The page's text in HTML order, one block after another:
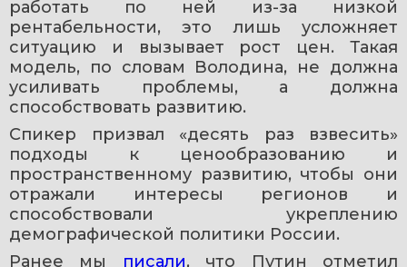
работать по ней из-за низкой
рентабельности, это лишь усложняет
ситуацию и вызывает рост цен. Такая
модель, по словам Володина, не должна
усиливать проблемы, а должна
способствовать развитию.
Спикер призвал «десять раз взвесить»
подходы к ценообразованию и
пространственному развитию, чтобы они
отражали интересы регионов и
способствовали укреплению
демографической политики России.
Ранее мы писали, что Путин отметил